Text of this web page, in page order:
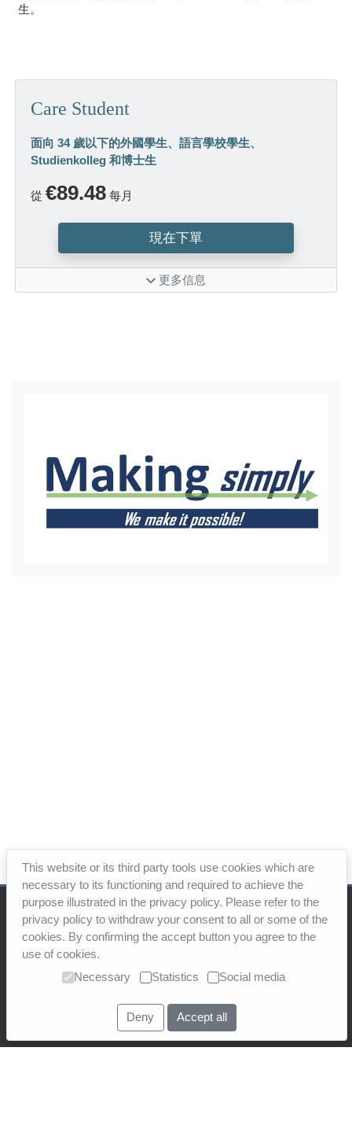
生。
Care Student
面向 34 歲以下的外國學生、語言學校學生、
Studienkolleg 和博士生
從 €89.48每月
現在下單
更多信息
成為合作夥伴 隱私政策 條款和條件 (AGB)
русский
This website or its third party tools use cookies which are
necessary to its functioning and required to achieve the
purpose illustrated in the privacy policy. Please refer to the
privacy policy to withdraw your consent to all or some of the
cookies. By confirming the accept button you agree to the
use of cookies.
Necessary
Statistics Social media
Deny Accept all